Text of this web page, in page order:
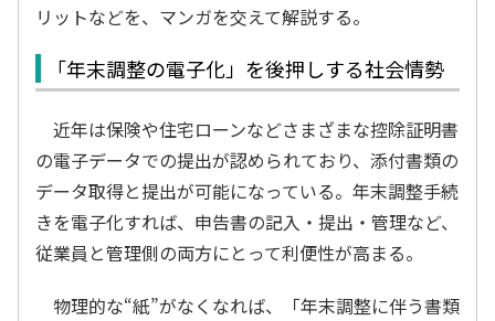
リットなどを、マンガを交えて解説する。
「年末調整の電子化」を後押しする社会情勢
近年は保険や住宅ローンなどさまざまな控除証明書
の電子データでの提出が認められており、添付書類の
データ取得と提出が可能になっている。年末調整手続
きを電子化すれば、申告書の記入・提出・管理など、
従業員と管理側の両方にとって利便性が高まる。
物理的な“紙”がなくなれば、「年末調整に伴う書類